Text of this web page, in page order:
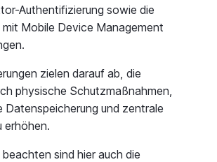
Authentifizierung sowie die
Mobile Device Management
zielen darauf ab, die
physische Schutzmaßnahmen,
Datenspeicherung und zentrale
erhöhen.
sind hier auch die